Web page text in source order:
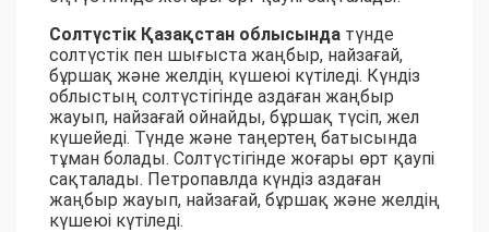
Солтүстік Қазақстан облысында түнде
солтүстік пен шығыста жаңбыр, найзағай,
бұршақ және желдің күшеюі күтіледі. Күндіз
облыстың солтүстігінде аздаған жаңбыр
жауып, найзағай ойнайды, бұршақ түсіп, жел
күшейеді. Түнде және таңертең батысында
тұман болады. Солтүстігінде жоғары өрт қаупі
сақталады. Петропавлда күндіз аздаған
жаңбыр жауып, найзағай, бұршақ және желдің
күшеюі күтіледі.